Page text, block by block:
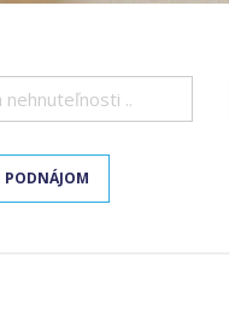
..
PODNÁJOM